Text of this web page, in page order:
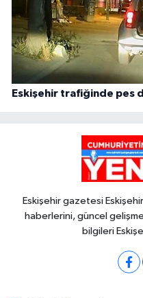
Eskişehir trafiğinde pes
Eskişehir gazetesi
haberlerini, güncel
bilgileri